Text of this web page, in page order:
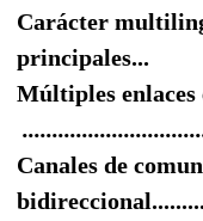
Carácter
principales...
Múltiples enlaces
Canales de
bidireccional